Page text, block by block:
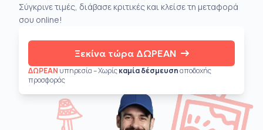
Σύγκρινε τιμές, διάβασε κριτικές και κλείσε τη μεταφορά
σου online!
Ξεκίνα τώρα ΔΩΡΕΑΝ
ΔΩΡΕΑΝ υπηρεσία – Χωρίςκαμία δέσμευσηαποδοχής
προσφοράς